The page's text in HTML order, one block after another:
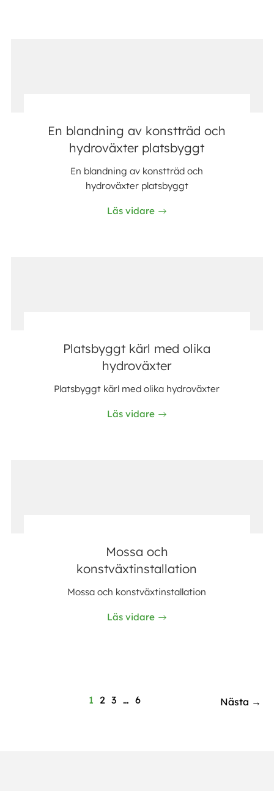
En blandning av konstträd och
hydroväxter platsbyggt
En blandning av konstträd och
hydroväxter platsbyggt
Läs vidare
Platsbyggt kärl med olika
hydroväxter
Platsbyggt kärl med olika hydroväxter
Läs vidare
Mossa och
konstväxtinstallation
Mossa och konstväxtinstallation
Läs vidare
1 2 3 … 6 Nästa →